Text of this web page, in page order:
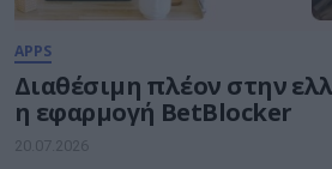
APPS
Διαθέσιμη πλέον στην
η εφαρμογή BetBlocker
20.07.2026